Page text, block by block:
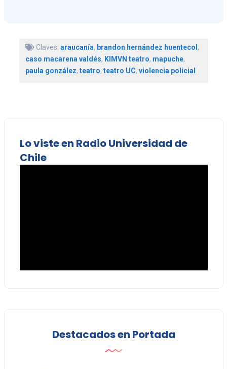
Claves: araucanía, brandon hernández huentecol,
caso macarena valdés, KIMVN teatro, mapuche,
paula gonzález, teatro, teatro UC, violencia policial
Lo viste en Radio Universidad de
Chile
Destacados en Portada